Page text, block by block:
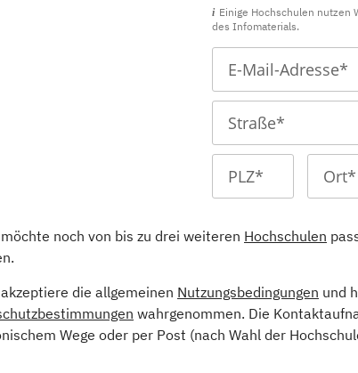
Einige Hochschulen nutzen
des Infomaterials.
noch von bis zu drei weiteren Hochschulen
die allgemeinen Nutzungsbedingungen und
wahrgenommen. Die
Wege oder per Post (nach Wahl der